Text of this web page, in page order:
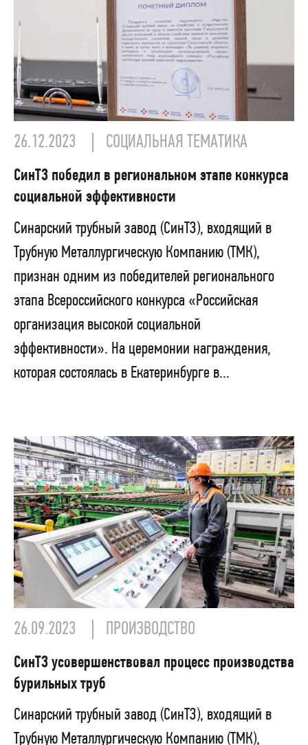
26.12.2023 СОЦИАЛЬНАЯ ТЕМАТИКА
СинТЗ победил в региональном этапе конкурса
социальной эффективности
Синарский трубный завод (СинТЗ), входящий в
Трубную Металлургическую Компанию (ТМК),
признан одним из победителей регионального
этапа Всероссийского конкурса «Российская
организация высокой социальной
эффективности». На церемонии награждения,
которая состоялась в Екатеринбурге в...
26.09.2023 ПРОИЗВОДСТВО
СинТЗ усовершенствовал процесс производства
бурильных труб
Синарский трубный завод (СинТЗ), входящий в
Трубную Металлургическую Компанию (ТМК),